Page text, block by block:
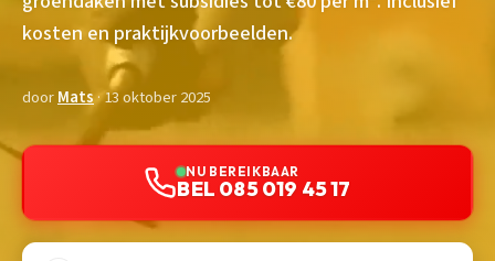
kosten en praktijkvoorbeelden.
doorMats· 13 oktober 2025
NU BEREIKBAAR
BEL 085 019 45 17